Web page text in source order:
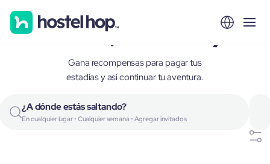
Berlin, Germany
Gana recompensas para pagar tus
estadías y así continuar tu aventura.
¿A dónde estás saltando?
En cualquier lugar • Cualquier semana • Agregar invitados